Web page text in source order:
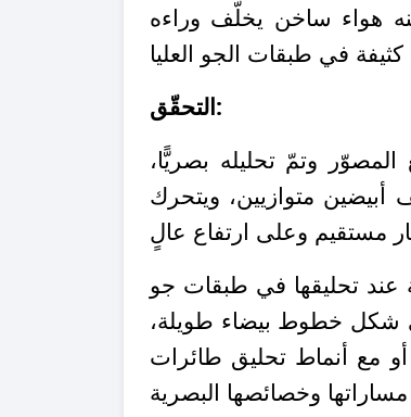
هواء ساخن يخلّف وراءه
التحقّق:
وتمّ تحليله بصريًّا،
متوازيين، ويتحرك
عند تحليقها في طبقات جو
شكل خطوط بيضاء طويلة،
مع أنماط تحليق طائرات